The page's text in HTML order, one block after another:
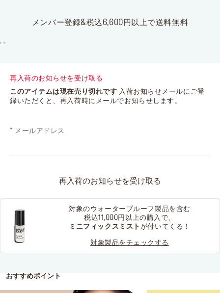
メンバー登録&税込6,600円以上で送料無料
再入荷のお知らせを受け取る
このアイテムは現在売り切れです 入荷お知らせメールにご登
録いただくと、再入荷時にメールでお知らせします。
* メールアドレス
再入荷のお知らせを受け取る
対象のウォータープルーフ製品を含む
税込11,000円以上の購入で、
ミニフィックスミスト が付いてくる！
対象製品をチェックする
おすすめポイント